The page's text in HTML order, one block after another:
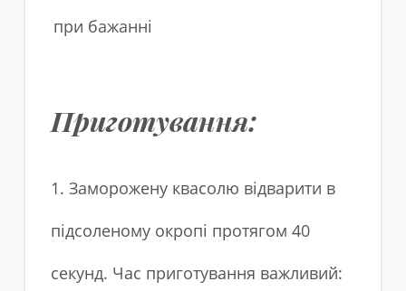
при бажанні
Приготування:
1. Заморожену квасолю відварити в
підсоленому окропі протягом 40
секунд. Час приготування важливий: